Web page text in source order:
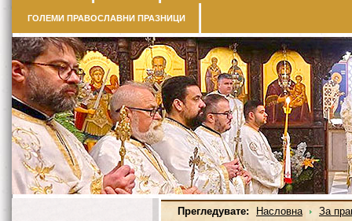
ГОЛЕМИ ПРАВОСЛАВНИ ПРАЗНИЦИ
Прегледувате: Насловна За